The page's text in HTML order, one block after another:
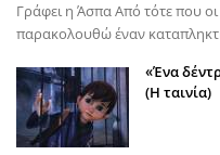
Γράφει η Άσπα Από τότε που
παρακολουθώ έναν
«Ένα
(Η ταινία)